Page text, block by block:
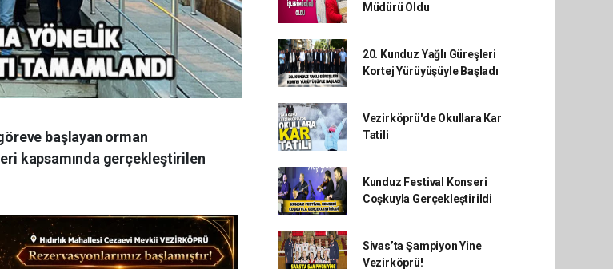
başlayan orman
kapsamında gerçekleştirilen
Müdürü Oldu
20. Kunduz Yağlı Güreşleri
Kortej Yürüyüşüyle Başladı
Vezirköprü'de Okullara Kar
Tatili
Kunduz Festival Konseri
Coşkuyla Gerçekleştirildi
Sivas’ta Şampiyon Yine
Vezirköprü!